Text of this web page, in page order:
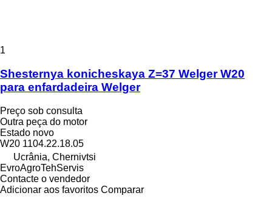
1
Shesternya konicheskaya Z=37 Welger W20
para enfardadeira Welger
Preço sob consulta
Outra peça do motor
Estado novo
W20 1104.22.18.05
Ucrânia, Chernivtsi
EvroAgroTehServis
Contacte o vendedor
Adicionar aos favoritos Comparar